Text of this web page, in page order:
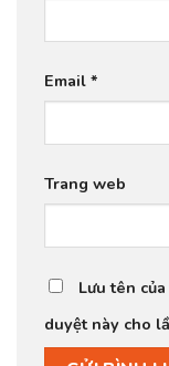
Email *
Trang web
Lưu tên
duyệt này cho